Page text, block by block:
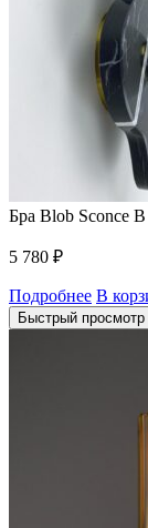
Бра Blob Sconce B
5 780 ₽
Подробнее В
Быстрый просмотр